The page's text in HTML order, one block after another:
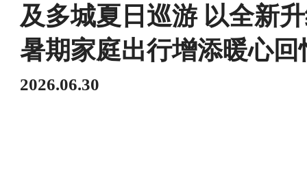
及多城夏日巡游 以全新
暑期家庭出行增添暖心回
2026.06.30